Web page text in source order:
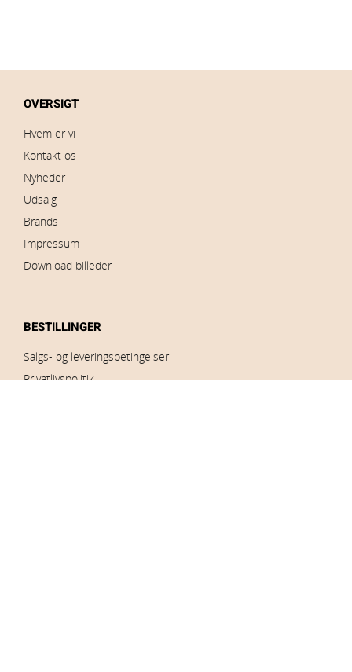
OVERSIGT
Hvem er vi
Kontakt os
Nyheder
Udsalg
Brands
Impressum
Download billeder
BESTILLINGER
Salgs- og leveringsbetingelser
Privatlivspolitik